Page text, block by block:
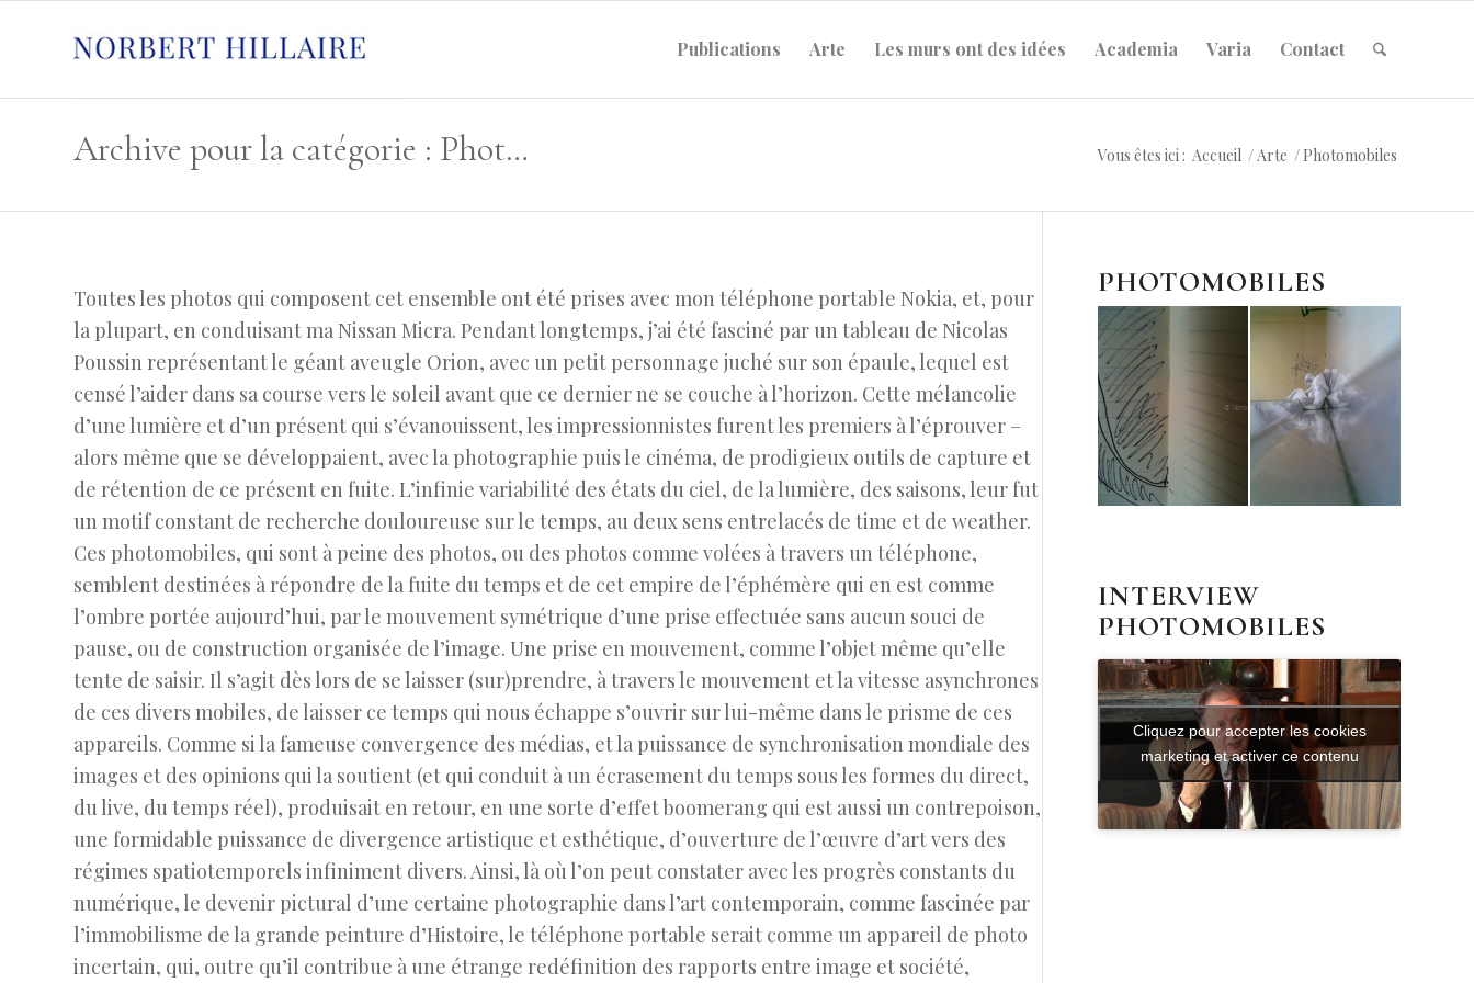
Publications Arte Les murs ont des idées Academia Varia Contact
Archive pour la catégorie : Photomobiles Vous êtes ici : Accueil / Arte / Photomobiles
Toutes les photos qui composent cet ensemble ont été prises avec mon téléphone portable Nokia, et, pour
la plupart, en conduisant ma Nissan Micra. Pendant longtemps, j’ai été fasciné par un tableau de Nicolas
Poussin représentant le géant aveugle Orion, avec un petit personnage juché sur son épaule, lequel est
censé l’aider dans sa course vers le soleil avant que ce dernier ne se couche à l’horizon. Cette mélancolie
d’une lumière et d’un présent qui s’évanouissent, les impressionnistes furent les premiers à l’éprouver –
alors même que se développaient, avec la photographie puis le cinéma, de prodigieux outils de capture et
de rétention de ce présent en fuite. L’infinie variabilité des états du ciel, de la lumière, des saisons, leur fut
un motif constant de recherche douloureuse sur le temps, au deux sens entrelacés de time et de weather.
Ces photomobiles, qui sont à peine des photos, ou des photos comme volées à travers un téléphone,
semblent destinées à répondre de la fuite du temps et de cet empire de l’éphémère qui en est comme
l’ombre portée aujourd’hui, par le mouvement symétrique d’une prise effectuée sans aucun souci de
pause, ou de construction organisée de l’image. Une prise en mouvement, comme l’objet même qu’elle
tente de saisir. Il s’agit dès lors de se laisser (sur)prendre, à travers le mouvement et la vitesse asynchrones
de ces divers mobiles, de laisser ce temps qui nous échappe s’ouvrir sur lui-même dans le prisme de ces
appareils. Comme si la fameuse convergence des médias, et la puissance de synchronisation mondiale des
images et des opinions qui la soutient (et qui conduit à un écrasement du temps sous les formes du direct,
du live, du temps réel), produisait en retour, en une sorte d’effet boomerang qui est aussi un contrepoison,
une formidable puissance de divergence artistique et esthétique, d’ouverture de l’œuvre d’art vers des
régimes spatiotemporels infiniment divers. Ainsi, là où l’on peut constater avec les progrès constants du
numérique, le devenir pictural d’une certaine photographie dans l’art contemporain, comme fascinée par
l’immobilisme de la grande peinture d’Histoire, le téléphone portable serait comme un appareil de photo
incertain, qui, outre qu’il contribue à une étrange redéfinition des rapports entre image et société,
PHOTOMOBILES
INTERVIEW
PHOTOMOBILES
Cliquez pour accepter les cookies
marketing et activer ce contenu